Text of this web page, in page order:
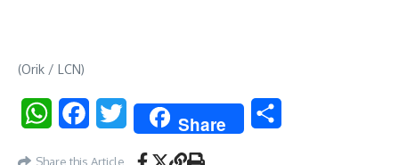
(Orik / LCN)
WhatsAppFacebookTwitter Share
Share this Article